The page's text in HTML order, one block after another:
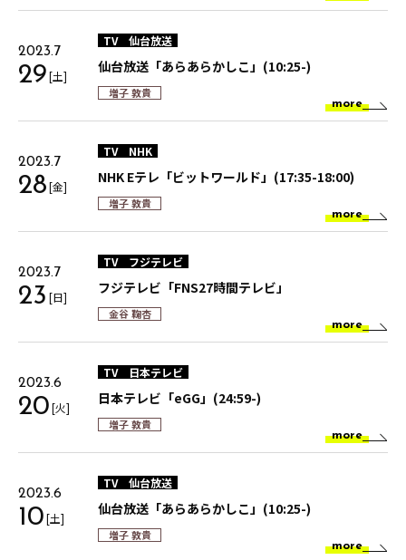
2023.7
29[土]
TV 仙台放送
仙台放送「あらあらかしこ」(10:25-)
増子 敦貴
more
2023.7
28[金]
TV NHK
NHK Eテレ「ビットワールド」(17:35-18:00)
増子 敦貴
more
2023.7
23 [日]
TV フジテレビ
フジテレビ「FNS27時間テレビ」
金谷 鞠杏
more
2023.6
20[火]
TV 日本テレビ
日本テレビ「eGG」(24:59-)
増子 敦貴
more
2023.6
10[土]
TV 仙台放送
仙台放送「あらあらかしこ」(10:25-)
増子 敦貴
more